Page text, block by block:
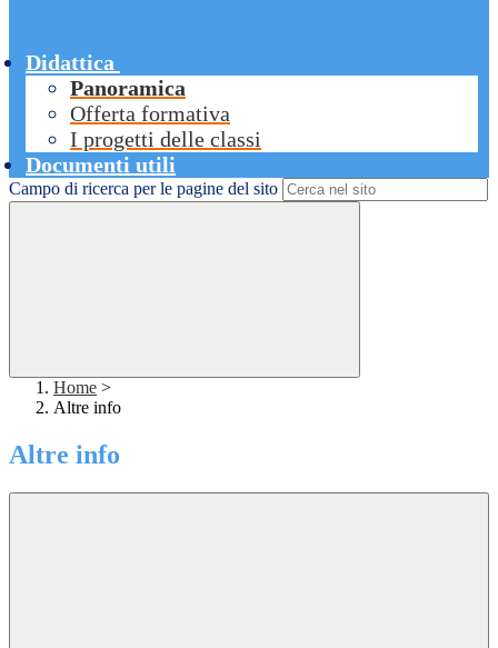
Didattica
Panoramica
Offerta formativa
I progetti delle classi
Documenti utili
Campo di ricerca per le pagine del sito
Home >
Altre info
Altre info